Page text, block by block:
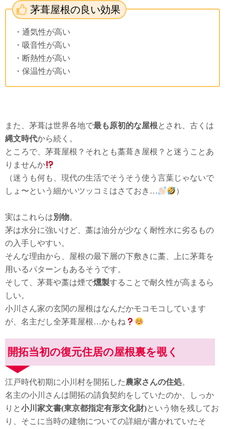
茅葺屋根の良い効果
・通気性が高い
・吸音性が高い
・断熱性が高い
・保温性が高い
また、茅葺は世界各地で最も原初的な屋根とされ、古くは
縄文時代から続く。
ところで、茅葺屋根？それとも藁葺き屋根？と迷うことあ
りませんか
（迷うも何も、現代の生活でそうそう使う言葉じゃないで
しょ〜という細かいツッコミはさておき…
）
実はこれらは別物。
茅は水分に強いけど、藁は油分が少なく耐性水に劣るもの
の入手しやすい。
そんな理由から、屋根の最下層の下敷きに藁、上に茅葺を
用いるパターンもあるそうです。
そして、茅葺や藁は煙で燻製することで耐久性が高まるら
しい。
小川さん家の玄関の屋根はなんだかモコモコしています
が、名主だし全茅葺屋根…かもね
開拓当初の復元住居の屋根裏を覗く
江戸時代初期に小川村を開拓した農家さんの住処。
名主の小川さんは開拓の請負契約をしていたのか、しっか
りと小川家文書(東京都指定有形文化財)という物を残してお
り、そこに当時の建物についての詳細が書かれていたそ